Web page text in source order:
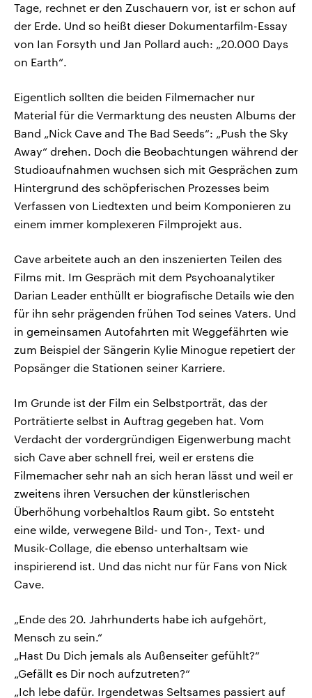
Tage, rechnet er den Zuschauern vor, ist er schon auf
der Erde. Und so heißt dieser Dokumentarfilm-Essay
von Ian Forsyth und Jan Pollard auch: „20.000 Days
on Earth“.
Eigentlich sollten die beiden Filmemacher nur
Material für die Vermarktung des neusten Albums der
Band „Nick Cave and The Bad Seeds“: „Push the Sky
Away“ drehen. Doch die Beobachtungen während der
Studioaufnahmen wuchsen sich mit Gesprächen zum
Hintergrund des schöpferischen Prozesses beim
Verfassen von Liedtexten und beim Komponieren zu
einem immer komplexeren Filmprojekt aus.
Cave arbeitete auch an den inszenierten Teilen des
Films mit. Im Gespräch mit dem Psychoanalytiker
Darian Leader enthüllt er biografische Details wie den
für ihn sehr prägenden frühen Tod seines Vaters. Und
in gemeinsamen Autofahrten mit Weggefährten wie
zum Beispiel der Sängerin Kylie Minogue repetiert der
Popsänger die Stationen seiner Karriere.
Im Grunde ist der Film ein Selbstporträt, das der
Porträtierte selbst in Auftrag gegeben hat. Vom
Verdacht der vordergründigen Eigenwerbung macht
sich Cave aber schnell frei, weil er erstens die
Filmemacher sehr nah an sich heran lässt und weil er
zweitens ihren Versuchen der künstlerischen
Überhöhung vorbehaltlos Raum gibt. So entsteht
eine wilde, verwegene Bild- und Ton-, Text- und
Musik-Collage, die ebenso unterhaltsam wie
inspirierend ist. Und das nicht nur für Fans von Nick
Cave.
„Ende des 20. Jahrhunderts habe ich aufgehört,
Mensch zu sein.“
„Hast Du Dich jemals als Außenseiter gefühlt?“
„Gefällt es Dir noch aufzutreten?“
„Ich lebe dafür. Irgendetwas Seltsames passiert auf